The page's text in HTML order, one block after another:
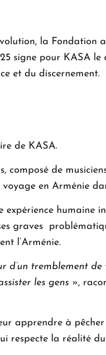
la Fondation
signe pour KASA le
et du discernement.
de KASA.
composé de
en Arménie
expérience humaine
graves
l’Arménie.
tremblement de
les gens »,
apprendre à
respecte la réalité